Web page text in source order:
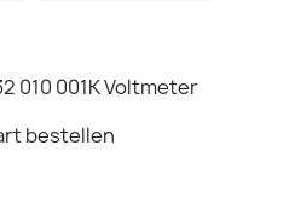
010 001K Voltmeter
bestellen